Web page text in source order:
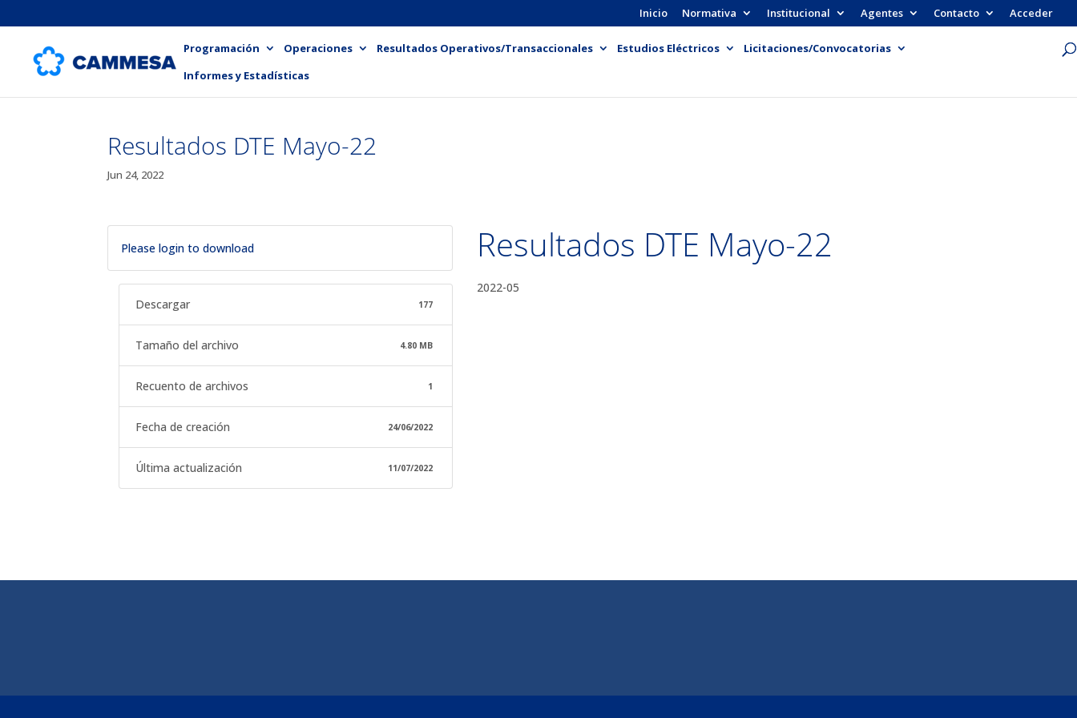
Inicio Normativa Institucional Agentes Contacto Acceder
Programación Operaciones Resultados Operativos/Transaccionales Estudios Eléctricos
Licitaciones/Convocatorias
Informes y Estadísticas
Resultados DTE Mayo-22
Jun 24, 2022
Please login to download
Descargar 177
Tamaño del archivo 4.80 MB
Recuento de archivos 1
Fecha de creación 24/06/2022
Última actualización 11/07/2022
Resultados DTE Mayo-22
2022-05